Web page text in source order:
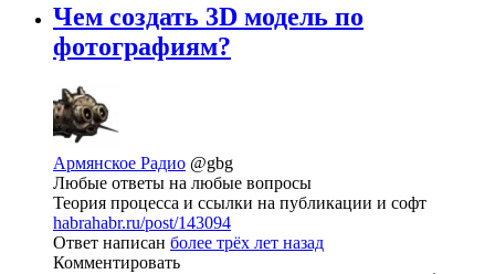
Чем создать 3D модель по
фотографиям?
Армянское Радио @gbg
Любые ответы на любые вопросы
Теория процесса и ссылки на публикации и софт
habrahabr.ru/post/143094
Ответ написан более трёх лет назад
Комментировать